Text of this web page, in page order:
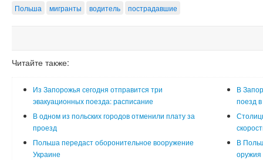
Польша
мигранты водитель пострадавшие
Читайте также:
Из Запорожья сегодня отправится три
эвакуационных поезда: расписание
В
поезд
В одном из польских городов отменили плату за
проезд
Польша передаст оборонительное вооружение
Украине
В
оружия